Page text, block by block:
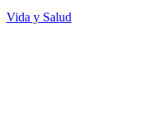
Vida y Salud